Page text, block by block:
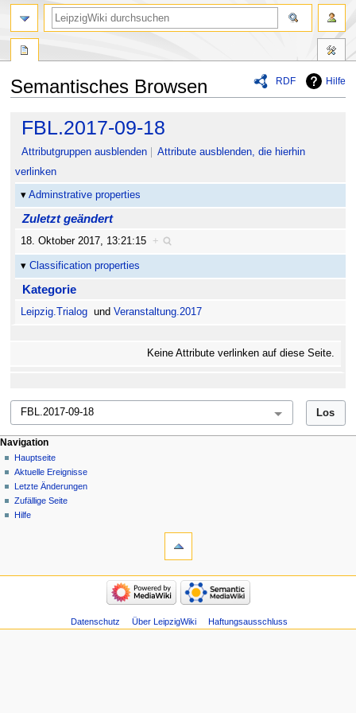
RDF Hilfe
Semantisches Browsen
Navigation
springen
Suche
springen
FBL.2017-09-18
Attributgruppen ausblenden
Attribute ausblenden, die hierhin
verlinken
Adminstrative properties
Zuletzt geändert
18. Oktober 2017, 13:21:15 +
Classification properties
Kategorie
Leipzig.Trialog undVeranstaltung.2017
Keine Attribute verlinken auf diese Seite.
Navigation
Hauptseite
Aktuelle Ereignisse
Letzte Änderungen
Zufällige Seite
Hilfe
Datenschutz Über LeipzigWiki Haftungsausschluss